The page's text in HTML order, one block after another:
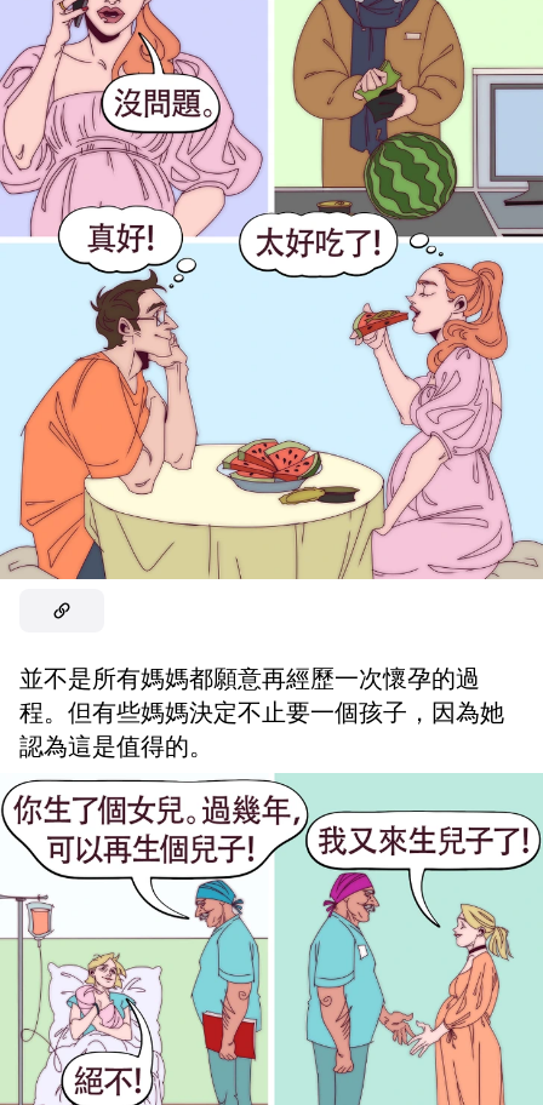
並不是所有媽媽都願意再經歷一次懷孕的過
程。但有些媽媽決定不止要一個孩子，因為她
認為這是值得的。